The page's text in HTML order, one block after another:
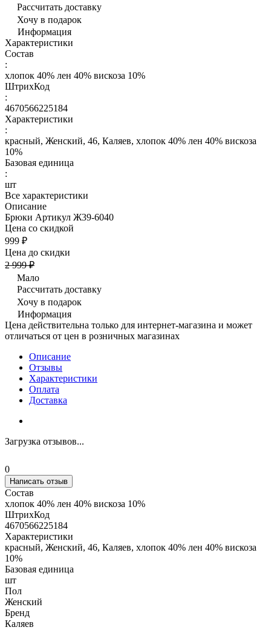
Рассчитать доставку
Хочу в подарок
Информация
Характеристики
Состав
:
хлопок 40% лен 40% вискоза 10%
ШтрихКод
:
4670566225184
Характеристики
:
красный, Женский, 46, Каляев, хлопок 40% лен 40% вискоза
10%
Базовая единица
:
шт
Все характеристики
Описание
Брюки Артикул Ж39-6040
Цена со скидкой
999 ₽
Цена до скидки
2 999 ₽
Мало
Рассчитать доставку
Хочу в подарок
Информация
Цена действительна только для интернет-магазина и может
отличаться от цен в розничных магазинах
Описание
Отзывы
Характеристики
Оплата
Доставка
Загрузка отзывов...
0
Написать отзыв
Состав
хлопок 40% лен 40% вискоза 10%
ШтрихКод
4670566225184
Характеристики
красный, Женский, 46, Каляев, хлопок 40% лен 40% вискоза
10%
Базовая единица
шт
Пол
Женский
Бренд
Каляев